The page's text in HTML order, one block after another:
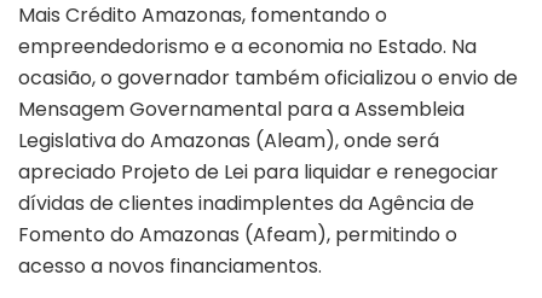
Mais Crédito Amazonas, fomentando o
empreendedorismo e a economia no Estado. Na
ocasião, o governador também oficializou o envio de
Mensagem Governamental para a Assembleia
Legislativa do Amazonas (Aleam), onde será
apreciado Projeto de Lei para liquidar e renegociar
dívidas de clientes inadimplentes da Agência de
Fomento do Amazonas (Afeam), permitindo o
acesso a novos financiamentos.